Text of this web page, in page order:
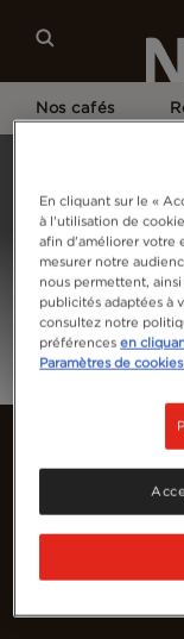
Nos cafés
En cliquant sur le «
à l'utilisation de
afin d'améliorer votre
mesurer notre
nous permettent,
publicités adaptées à
consultez notre
préférencesen
Paramètres de